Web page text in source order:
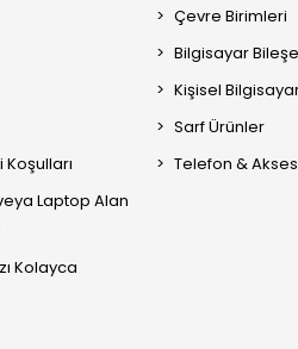
Laptop Alan
Kolayca
Çevre Birimleri
Bilgisayar
Kişisel
Sarf Ürünler
Telefon &